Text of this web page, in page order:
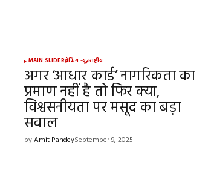
MAIN SLIDERब्रेकिंग न्यूज़राष्ट्रीय
अगर ‘आधार कार्ड’ नागरिकता का
प्रमाण नहीं है तो फिर क्या,
विश्वसनीयता पर मसूद का बड़ा
सवाल
byAmit PandeySeptember 9, 2025